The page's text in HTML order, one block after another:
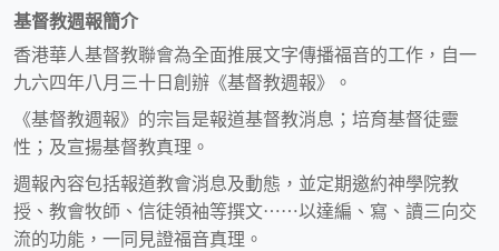
基督教週報簡介
香港華人基督教聯會為全面推展文字傳播福音的工作，自一
九六四年八月三十日創辦《基督教週報》。
《基督教週報》的宗旨是報道基督教消息；培育基督徒靈
性；及宣揚基督教真理。
週報內容包括報道教會消息及動態，並定期邀約神學院教
授、教會牧師、信徒領袖等撰文⋯⋯以達編、寫、讀三向交
流的功能，一同見證福音真理。